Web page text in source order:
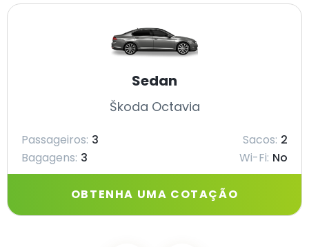
Sedan
Škoda Octavia
Passageiros: 3 Sacos: 2
Bagagens: 3 Wi-Fi: No
OBTENHA UMA COTAÇÃO